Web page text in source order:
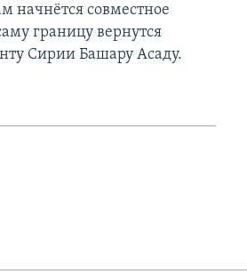
начнётся совместное
границу вернутся
Сирии Башару Асаду.